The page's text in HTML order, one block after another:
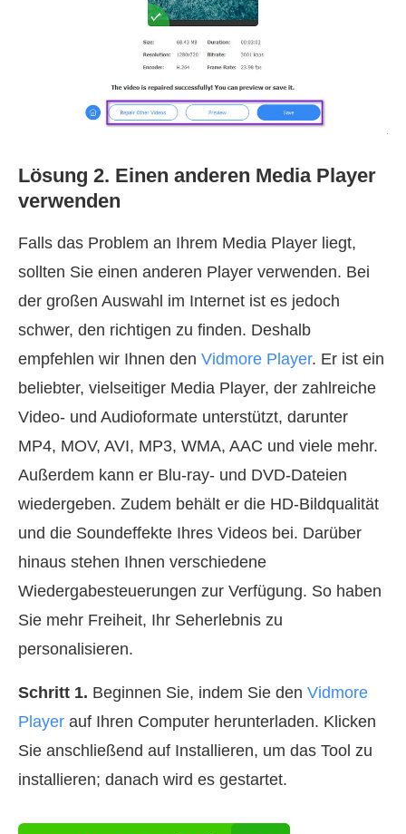
Lösung 2. Einen anderen Media Player
verwenden
Falls das Problem an Ihrem Media Player liegt,
sollten Sie einen anderen Player verwenden. Bei
der großen Auswahl im Internet ist es jedoch
schwer, den richtigen zu finden. Deshalb
empfehlen wir Ihnen den Vidmore Player. Er ist ein
beliebter, vielseitiger Media Player, der zahlreiche
Video- und Audioformate unterstützt, darunter
MP4, MOV, AVI, MP3, WMA, AAC und viele mehr.
Außerdem kann er Blu-ray- und DVD-Dateien
wiedergeben. Zudem behält er die HD-Bildqualität
und die Soundeffekte Ihres Videos bei. Darüber
hinaus stehen Ihnen verschiedene
Wiedergabesteuerungen zur Verfügung. So haben
Sie mehr Freiheit, Ihr Seherlebnis zu
personalisieren.
Schritt 1. Beginnen Sie, indem Sie den Vidmore
Player auf Ihren Computer herunterladen. Klicken
Sie anschließend auf Installieren, um das Tool zu
installieren; danach wird es gestartet.